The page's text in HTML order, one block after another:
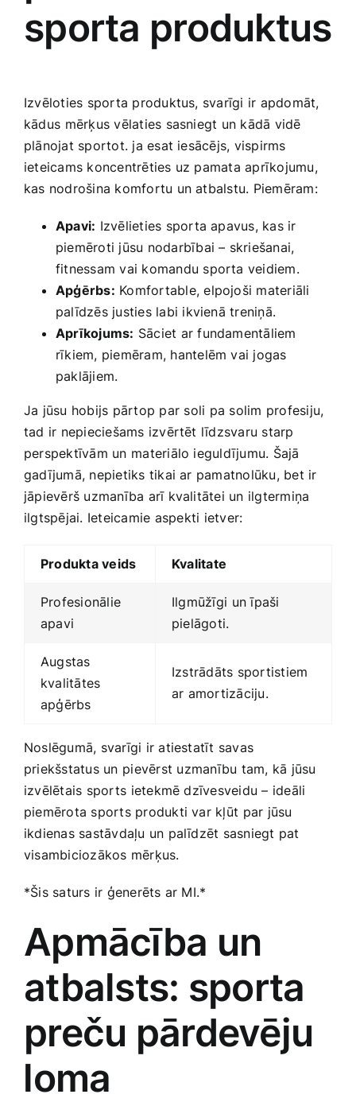
sporta produktus
Izvēloties sporta produktus, svarīgi ir apdomāt,
kādus ⁤mērķus vēlaties sasniegt un kādā vidē
plānojat sportot. ja esat​ iesācējs, vispirms
ieteicams koncentrēties uz pamata aprīkojumu,
kas nodrošina komfortu ​un atbalstu. ​Piemēram:
Apavi: ​Izvēlieties ​sporta apavus, kas ir
piemēroti jūsu nodarbībai – skriešanai,
fitnessam vai komandu sporta veidiem.
Apģērbs: ‌Komfortable, elpojoši materiāli
palīdzēs justies labi ikvienā treniņā.
Aprīkojums: Sāciet ar ​fundamentāliem
rīkiem, piemēram, hantelēm vai jogas⁣
paklājiem.
Ja jūsu hobijs pārtop par⁤ soli pa solim profesiju,
tad ir nepieciešams​ izvērtēt līdzsvaru​ starp
perspektīvām un ⁣materiālo ieguldījumu. Šajā
gadījumā, nepietiks tikai ar pamatnolūku, bet ir
‍jāpievērš uzmanība arī kvalitātei un ​ilgtermiņa
ilgtspējai. Ieteicamie⁢ aspekti ietver:
Produkta veids Kvalitate
Profesionālie
apavi
Ilgmūžīgi ⁣un īpaši
pielāgoti.
Augstas
‌kvalitātes
apģērbs
Izstrādāts sportistiem
ar amortizāciju.
Noslēgumā, svarīgi ir atiestatīt savas
priekšstatus un⁢ pievērst ⁤uzmanību tam, kā jūsu
izvēlētais‌ sports ⁤ietekmē dzīvesveidu – ideāli
piemērota sports produkti var kļūt⁢ par jūsu
ikdienas sastāvdaļu ‌un palīdzēt sasniegt pat
visambiciozākos mērķus.
*Šis saturs ir ģenerēts ar MI.*
Apmācība un
atbalsts: sporta
preču pārdevēju
⁤loma